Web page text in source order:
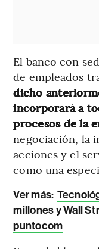
El banco con
de empleados
dicho
incorporará a
procesos de la
negociación, la
acciones y el
como una
Ver más:
millones y Wall
puntocom